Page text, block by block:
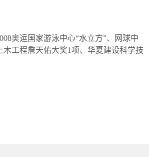
奥运国家游泳中心“水立方”、网球中
木工程詹天佑大奖1项、华夏建设科学技